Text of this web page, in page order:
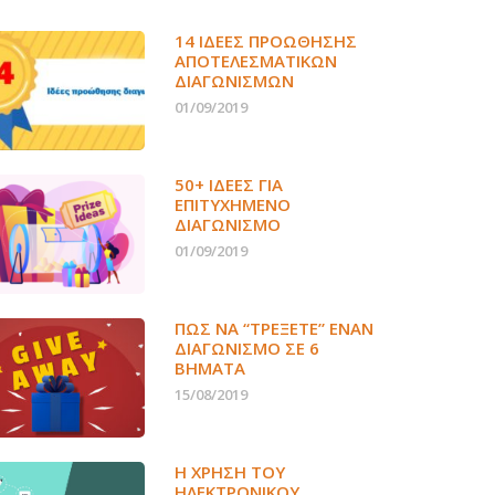
14 ΙΔΈΕΣ ΠΡΟΏΘΗΣΗΣ
ΑΠΟΤΕΛΕΣΜΑΤΙΚΏΝ
ΔΙΑΓΩΝΙΣΜΏΝ
01/09/2019
50+ ΙΔΕΕΣ ΓΙΑ
ΕΠΙΤΥΧΗΜΕΝΟ
ΔΙΑΓΩΝΙΣΜΟ
01/09/2019
ΠΏΣ ΝΑ “ΤΡΈΞΕΤΕ” ΈΝΑΝ
ΔΙΑΓΩΝΙΣΜΌ ΣΕ 6
ΒΉΜΑΤΑ
15/08/2019
Η ΧΡΉΣΗ ΤΟΥ